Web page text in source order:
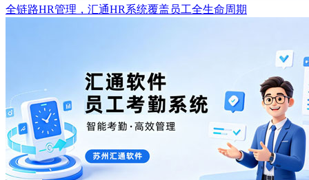
全链路HR管理，汇通HR系统覆盖员工全生命周期